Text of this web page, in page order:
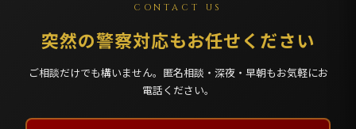
CONTACT US
突然の警察対応もお任せください
ご相談だけでも構いません。匿名相談・深夜・早朝もお気軽にお
電話ください。